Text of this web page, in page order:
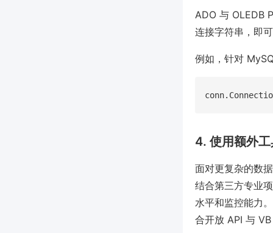
ADO 与 OLEDB
连接字符串，即
例如，针对
4. 使用额外
面对更复杂的数
结合第三方专业
水平和监控能力
合开放 API 与